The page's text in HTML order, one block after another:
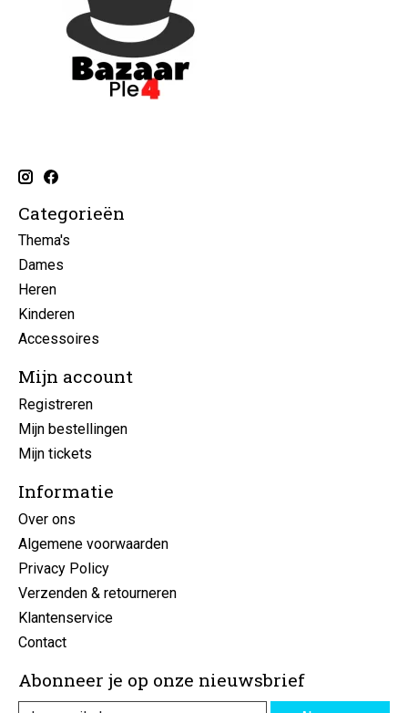
Categorieën
Thema's
Dames
Heren
Kinderen
Accessoires
Mijn account
Registreren
Mijn bestellingen
Mijn tickets
Informatie
Over ons
Algemene voorwaarden
Privacy Policy
Verzenden & retourneren
Klantenservice
Contact
Abonneer je op onze nieuwsbrief